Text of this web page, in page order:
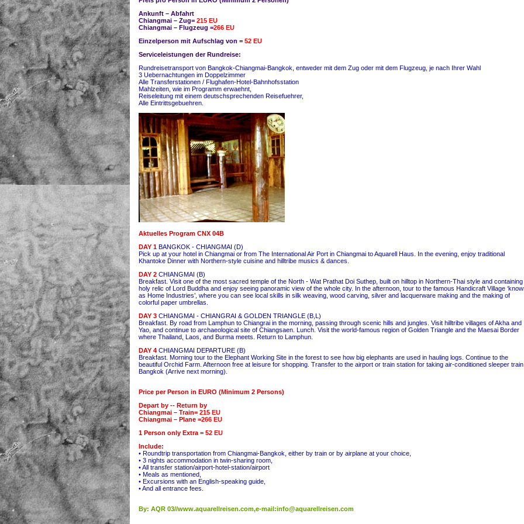
Ankunft – Abfahrt
Chiangmai – Zug= 215 EU
Chiangmai – Flugzeug =266 EU
Einzelperson mit Aufschlag von = 52 EU
Serviceleistungen der Rundreise:
Rundreisetransport von Bangkok-Chiangmai-Bangkok, entweder mit dem Zug oder mit dem Flugzeug, je nach Ihrer Wahl
3 Uebernachtungen im Doppelzimmer
Alle Transferstationen / Flughafen-Hotel-Bahnhofsstation
Mahlzeiten, wie im Programm erwaehnt,
Reiseleitung mit einem deutschsprechenden Reisefuehrer,
Alle Eintrittsgebuehren.
Aktuelles Program CNX 04B
DAY 1 BANGKOK - CHIANGMAI (D)
Pick up at your hotel in Chiangmai or from The International Air Port in Chiangmai to Aquarell Haus. In the evening, enjoy traditional
Khantoke Dinner with Northern-style cuisine and hilltribe musics & dances.
DAY 2 CHIANGMAI (B)
Breakfast. Visit one of the most sacred temple of the North - Wat Prathat Doi Suthep, built on hilltop in Northern-Thai style and containing
holy relic of Lord Buddha and enjoy seeing panoramic view of the whole city. In the afternoon, tour to the famous Handicraft Village
as Home Industries’, where you can see local skills in silk weaving, wood carving, silver and lacquerware making and the making of
colorful paper umbrellas.
DAY 3 CHIANGMAI - CHIANGRAI & GOLDEN TRIANGLE (B,L)
Breakfast. By road from Lamphun to Chiangrai in the morning, passing through scenic hills and jungles. Visit hilltribe villages of Akha and
Yao, and continue to archaeological site of Chiangsaen. Lunch. Visit the world-famous region of Golden Triangle and the Maesai Border
where Thailand, Laos, and Burma meets. Return to Lamphun.
DAY 4 CHIANGMAI DEPARTURE (B)
Breakfast. Morning tour to the Elephant Working Site in the forest to see how big elephants are used in hauling logs. Continue to the
beautiful Orchid Farm. Afternoon free at leisure for shopping. Transfer to the airport or train station for taking air-conditioned sleeper
Bangkok (Arrive next morning).
Price per Person in EURO (Minimum 2 Persons)
Depart by -- Return by
Chiangmai – Train= 215 EU
Chiangmai – Plane =266 EU
1 Person only Extra = 52 EU
Include:
• Roundtrip transportation from Chiangmai-Bangkok, either by train or by airplane at your choice,
• 3 nights accommodation in twin-sharing room,
• All transfer station/airport-hotel-station/airport
• Meals as mentioned,
• Excursions with an English-speaking guide,
• And all entrance fees.
By: AQR 03//www.aquarellreisen.com,e-mail:info@aquarellreisen.com